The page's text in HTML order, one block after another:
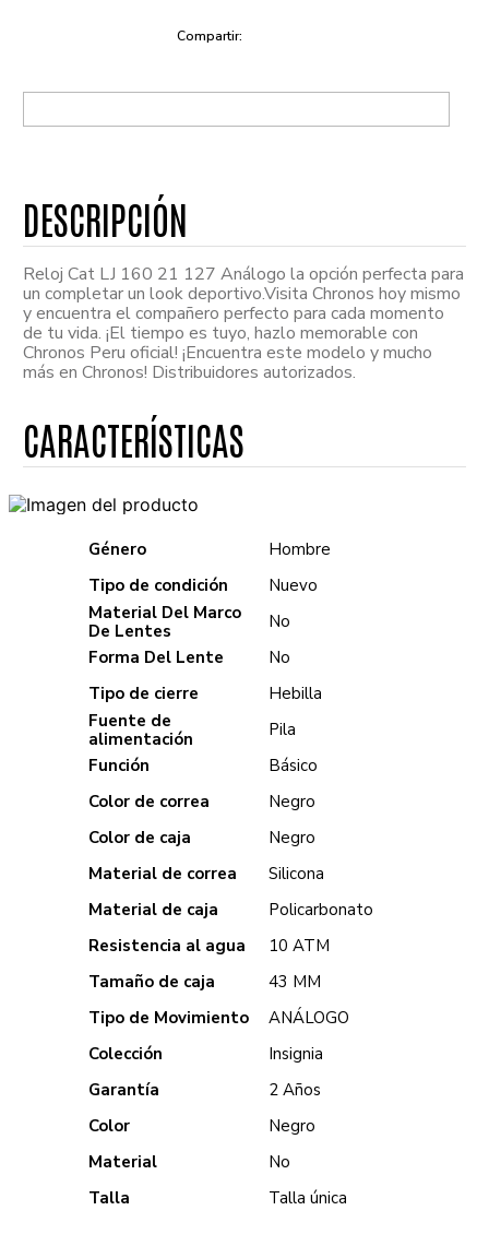
Reloj Cat LJ 160 21 127 Análogo la opción perfecta para
un completar un look deportivo.Visita Chronos hoy mismo
y encuentra el compañero perfecto para cada momento
de tu vida. ¡El tiempo es tuyo, hazlo memorable con
Chronos Peru oficial! ¡Encuentra este modelo y mucho
más en Chronos! Distribuidores autorizados.
Género
Hombre
Tipo de condición
Nuevo
Material Del Marco
De Lentes
No
Forma Del Lente
No
Tipo de cierre
Hebilla
Fuente de
alimentación
Pila
Función
Básico
Color de correa
Negro
Color de caja
Negro
Material de correa
Silicona
Material de caja
Policarbonato
Resistencia al agua
10 ATM
Tamaño de caja
43 MM
Tipo de Movimiento
ANÁLOGO
Colección
Insignia
Garantía
2 Años
Color
Negro
Material
No
Talla
Talla única